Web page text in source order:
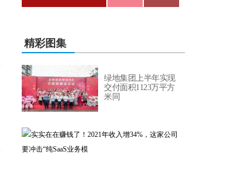
精彩图集
绿地集团上半年实现
交付面积1123万平方
米同